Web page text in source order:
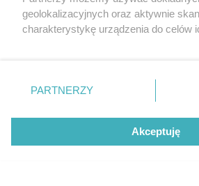
geolokalizacyjnych oraz aktywnie
charakterystykę urządzenia do celów
zmienić/wycofać klikając przycisk
znajdujący się w lewym dolnym rogu
rodzaje przetwarzania danych nie
użytkownika, ale masz prawo
PARTNERZY
Akceptuję